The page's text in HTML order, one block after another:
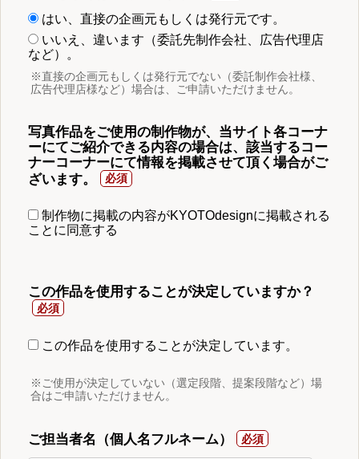
はい、直接の企画元もしくは発行元です。
いいえ、違います（委託先制作会社、広告代理店
など）。
※直接の企画元もしくは発行元でない（委託制作会社様、
広告代理店様など）場合は、ご申請いただけません。
写真作品をご使用の制作物が、当サイト各コーナ
ーにてご紹介できる内容の場合は、該当するコー
ナーコーナーにて情報を掲載させて頂く場合がご
ざいます。
制作物に掲載の内容がKYOTOdesignに掲載される
ことに同意する
この作品を使用することが決定していますか？
この作品を使用することが決定しています。
※ご使用が決定していない（選定段階、提案段階など）場
合はご申請いただけません。
ご担当者名（個人名フルネーム）